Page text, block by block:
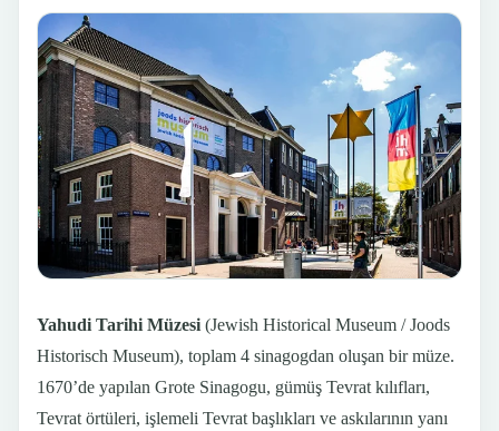
Yahudi Tarihi Müzesi (Jewish Historical Museum / Joods
Historisch Museum), toplam 4 sinagogdan oluşan bir müze.
1670’de yapılan Grote Sinagogu, gümüş Tevrat kılıfları,
Tevrat örtüleri, işlemeli Tevrat başlıkları ve askılarının yanı